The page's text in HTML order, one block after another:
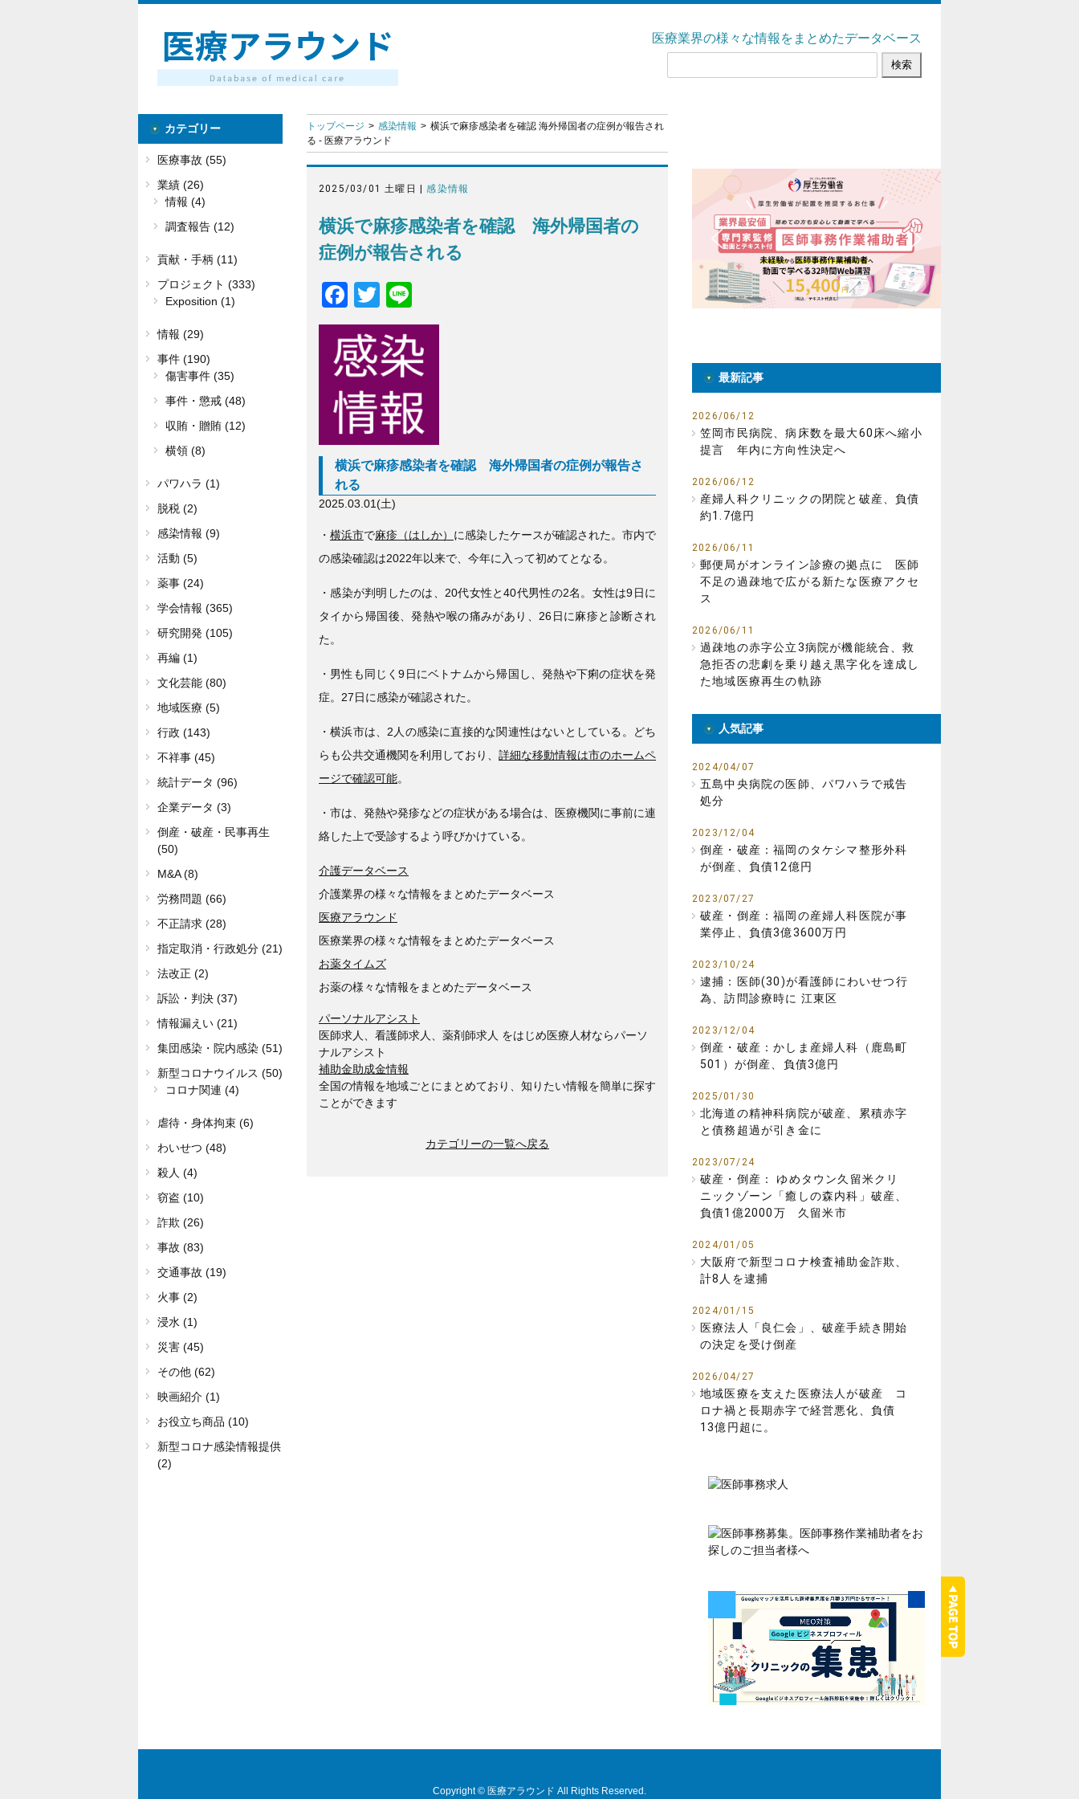
医療業界の様々な情報をまとめたデータベース
トップページ 感染情報
横浜で麻疹感染者を確認 海外帰国者の症例が報告され
る - 医療アラウンド
2025/03/01 土曜日 |感染情報
横浜で麻疹感染者を確認 海外帰国者の
症例が報告される
F
a
c
e
b
o
o
k
T
wi
tt
er
n
e
横浜で麻疹感染者を確認 海外帰国者の症例が報告さ
れる
2025.03.01(土)
・ 横浜市で麻疹（はしか） に感染したケースが確認された。市内で
の感染確認は2022年以来で、今年に入って初めてとなる。
・感染が判明したのは、20代女性と40代男性の2名。女性は9日に
タイから帰国後、発熱や喉の痛みがあり、26日に麻疹と診断され
た。
・男性も同じく9日にベトナムから帰国し、発熱や下痢の症状を発
症。27日に感染が確認された。
・横浜市は、2人の感染に直接的な関連性はないとしている。どち
らも公共交通機関を利用しており、 詳細な移動情報は市のホームペ
ージで確認可能。
・市は、発熱や発疹などの症状がある場合は、医療機関に事前に連
絡した上で受診するよう呼びかけている。
介護データベース
介護業界の様々な情報をまとめたデータベース
医療アラウンド
医療業界の様々な情報をまとめたデータベース
お薬タイムズ
お薬の様々な情報をまとめたデータベース
パーソナルアシスト
医師求人、看護師求人、薬剤師求人 をはじめ医療人材ならパーソ
ナルアシスト
補助金助成金情報
全国の情報を地域ごとにまとめており、知りたい情報を簡単に探す
ことができます
カテゴリーの一覧へ戻る
最新記事
2026/06/12
笠岡市民病院、病床数を最大60床へ縮小
提言 年内に方向性決定へ
2026/06/12
産婦人科クリニックの閉院と破産、負債
約1.7億円
2026/06/11
郵便局がオンライン診療の拠点に 医師
不足の過疎地で広がる新たな医療アクセ
ス
2026/06/11
過疎地の赤字公立3病院が機能統合、救
急拒否の悲劇を乗り越え黒字化を達成し
た地域医療再生の軌跡
人気記事
2024/04/07
五島中央病院の医師、パワハラで戒告
処分
2023/12/04
倒産・破産：福岡のタケシマ整形外科
が倒産、負債12億円
2023/07/27
破産・倒産：福岡の産婦人科医院が事
業停止、負債3億3600万円
2023/10/24
逮捕：医師(30)が看護師にわいせつ行
為、訪問診療時に 江東区
2023/12/04
倒産・破産：かしま産婦人科（鹿島町
501）が倒産、負債3億円
2025/01/30
北海道の精神科病院が破産、累積赤字
と債務超過が引き金に
2023/07/24
破産・倒産： ゆめタウン久留米クリ
ニックゾーン「癒しの森内科」破産、
負債1億2000万 久留米市
2024/01/05
大阪府で新型コロナ検査補助金詐欺、
計8人を逮捕
2024/01/15
医療法人「良仁会」、破産手続き開始
の決定を受け倒産
2026/04/27
地域医療を支えた医療法人が破産 コ
ロナ禍と長期赤字で経営悪化、負債
13億円超に。
カテゴリー
医療事故 (55)
業績 (26)
情報 (4)
調査報告 (12)
貢献・手柄 (11)
プロジェクト (333)
Exposition (1)
情報 (29)
事件 (190)
傷害事件 (35)
事件・懲戒 (48)
収賄・贈賄 (12)
横領 (8)
パワハラ (1)
脱税 (2)
感染情報 (9)
活動 (5)
薬事 (24)
学会情報 (365)
研究開発 (105)
再編 (1)
文化芸能 (80)
地域医療 (5)
行政 (143)
不祥事 (45)
統計データ (96)
企業データ (3)
倒産・破産・民事再生
(50)
M&A (8)
労務問題 (66)
不正請求 (28)
指定取消・行政処分 (21)
法改正 (2)
訴訟・判決 (37)
情報漏えい (21)
集団感染・院内感染 (51)
新型コロナウイルス (50)
コロナ関連 (4)
虐待・身体拘束 (6)
わいせつ (48)
殺人 (4)
窃盗 (10)
詐欺 (26)
事故 (83)
交通事故 (19)
火事 (2)
浸水 (1)
災害 (45)
その他 (62)
映画紹介 (1)
お役立ち商品 (10)
新型コロナ感染情報提供
(2)
Copyright © 医療アラウンド All Rights Reserved.